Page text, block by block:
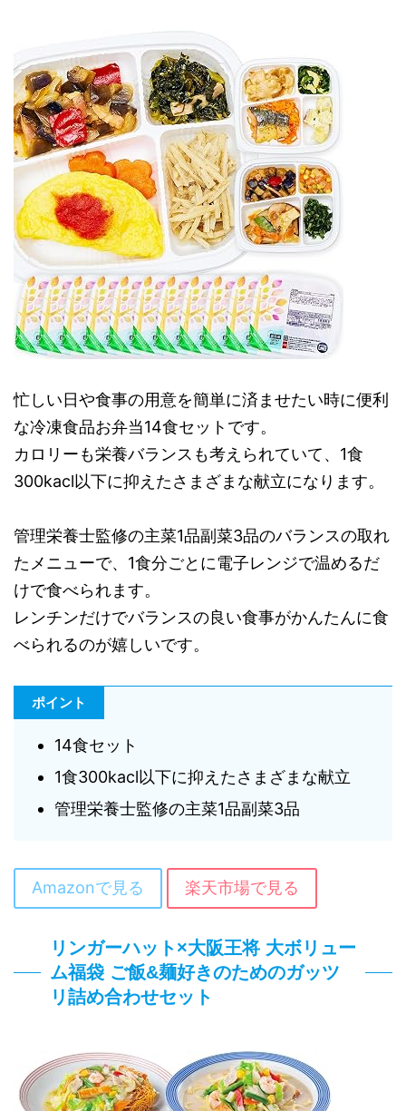
忙しい日や食事の用意を簡単に済ませたい時に便利
な冷凍食品お弁当14食セットです。
カロリーも栄養バランスも考えられていて、1食
300kacl以下に抑えたさまざまな献立になります。
管理栄養士監修の主菜1品副菜3品のバランスの取れ
たメニューで、1食分ごとに電子レンジで温めるだ
けで食べられます。
レンチンだけでバランスの良い食事がかんたんに食
べられるのが嬉しいです。
ポイント
14食セット
1食300kacl以下に抑えたさまざまな献立
管理栄養士監修の主菜1品副菜3品
Amazonで見る 楽天市場で見る
リンガーハット×大阪王将 大ボリュー
ム福袋 ご飯&麺好きのためのガッツ
リ詰め合わせセット